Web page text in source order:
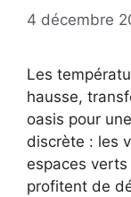
4 décembre
Les
hausse,
oasis pour
discrète : les
espaces verts
profitent de